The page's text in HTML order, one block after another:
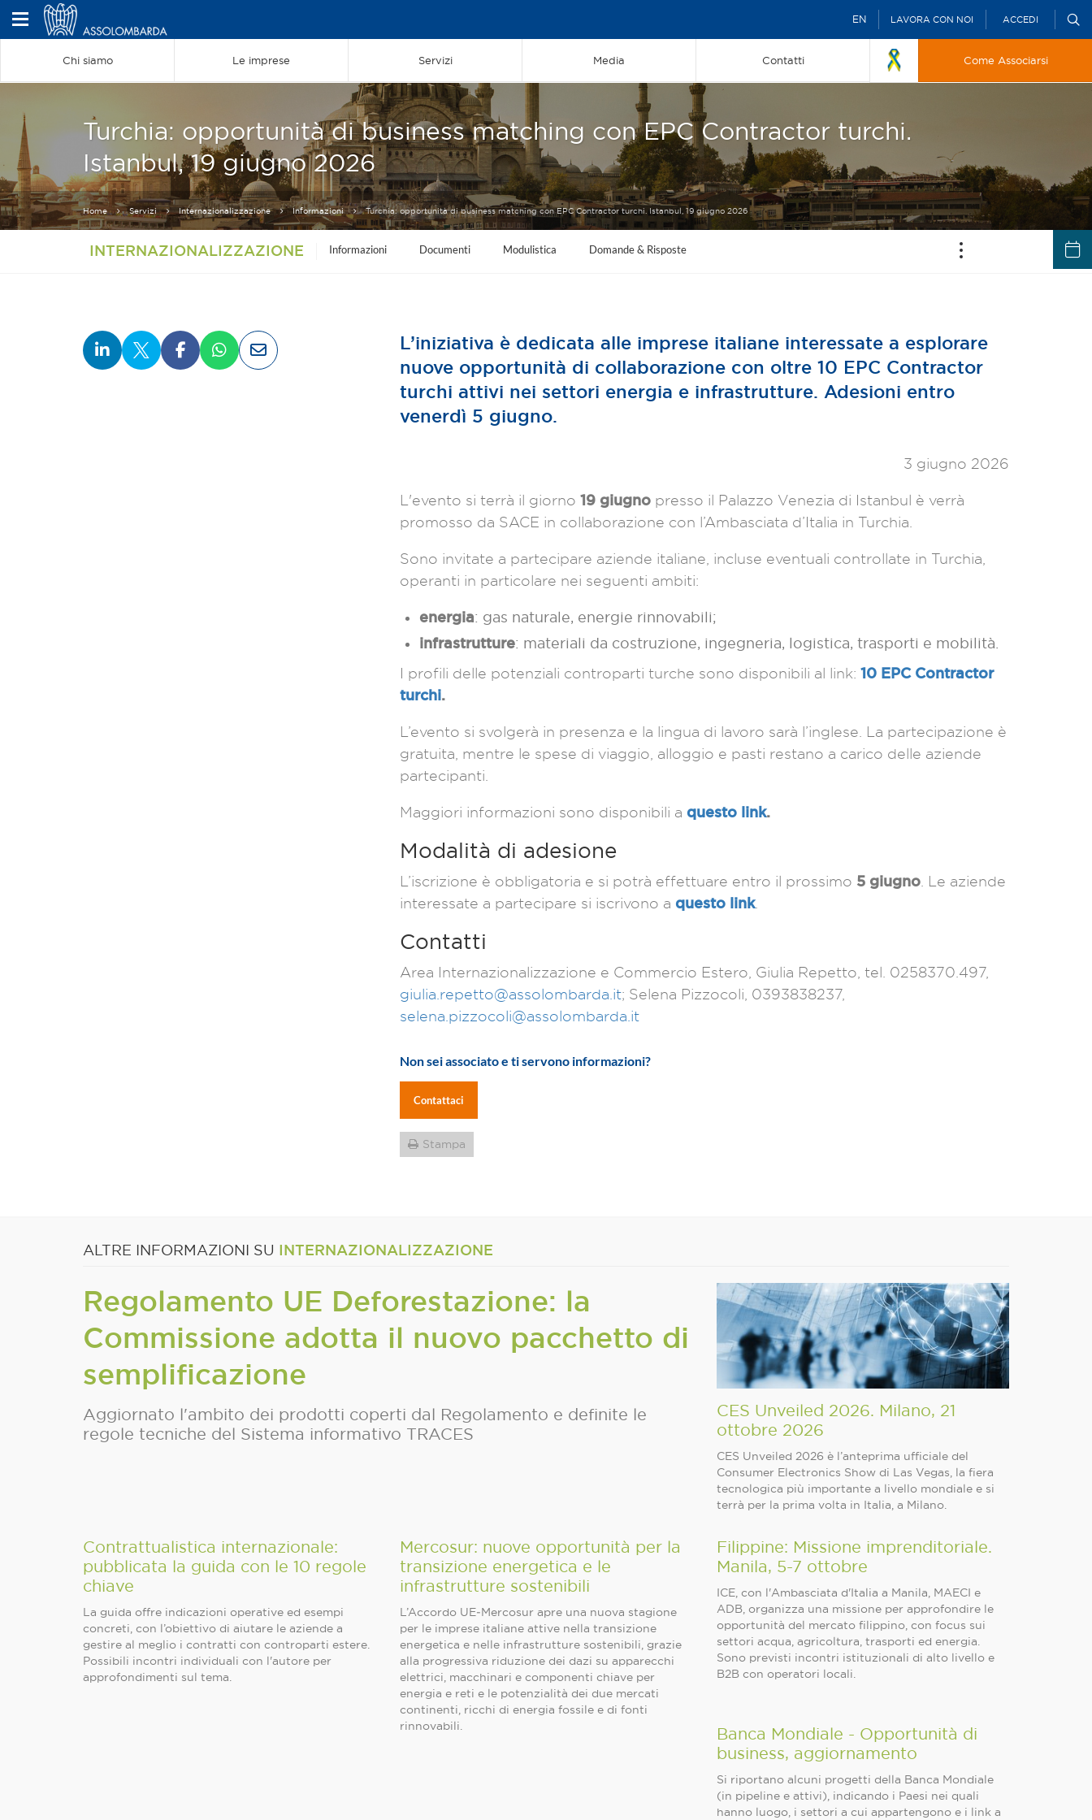
EN LAVORA CON NOI ACCEDI
Chi siamo Le imprese Servizi Media Contatti Come Associarsi
Turchia: opportunità di business matching con EPC Contractor turchi.
Istanbul, 19 giugno 2026
Home Servizi Internazionalizzazione Informazioni Turchia: opportunità di business matching con EPC Contractor turchi. Istanbul, 19 giugno 2026
INTERNAZIONALIZZAZIONE Informazioni Documenti Modulistica Domande & Risposte
L’iniziativa è dedicata alle imprese italiane interessate a esplorare
nuove opportunità di collaborazione con oltre 10 EPC Contractor
turchi attivi nei settori energia e infrastrutture. Adesioni entro
venerdì 5 giugno.
3 giugno 2026
L'evento si terrà il giorno 19 giugno presso il Palazzo Venezia di Istanbul è verrà
promosso da SACE in collaborazione con l’Ambasciata d’Italia in Turchia.
Sono invitate a partecipare aziende italiane, incluse eventuali controllate in Turchia,
operanti in particolare nei seguenti ambiti:
energia: gas naturale, energie rinnovabili;
infrastrutture: materiali da costruzione, ingegneria, logistica, trasporti e mobilità.
I profili delle potenziali controparti turche sono disponibili al link: 10 EPC Contractor
turchi.
L’evento si svolgerà in presenza e la lingua di lavoro sarà l’inglese. La partecipazione è
gratuita, mentre le spese di viaggio, alloggio e pasti restano a carico delle aziende
partecipanti.
Maggiori informazioni sono disponibili a questo link.
Modalità di adesione
L’iscrizione è obbligatoria e si potrà effettuare entro il prossimo 5 giugno . Le aziende
interessate a partecipare si iscrivono a questo link.
Contatti
Area Internazionalizzazione e Commercio Estero, Giulia Repetto, tel. 0258370.497,
giulia.repetto@assolombarda.it; Selena Pizzocoli, 0393838237,
selena.pizzocoli@assolombarda.it
Non sei associato e ti servono informazioni?
Contattaci
Stampa
ALTRE INFORMAZIONI SU INTERNAZIONALIZZAZIONE
Regolamento UE Deforestazione: la
Commissione adotta il nuovo pacchetto di
semplificazione
Aggiornato l'ambito dei prodotti coperti dal Regolamento e definite le
regole tecniche del Sistema informativo TRACES
CES Unveiled 2026. Milano, 21
ottobre 2026
CES Unveiled 2026 è l’anteprima ufficiale del
Consumer Electronics Show di Las Vegas, la fiera
tecnologica più importante a livello mondiale e si
terrà per la prima volta in Italia, a Milano.
Contrattualistica internazionale:
pubblicata la guida con le 10 regole
chiave
La guida offre indicazioni operative ed esempi
concreti, con l’obiettivo di aiutare le aziende a
gestire al meglio i contratti con controparti estere.
Possibili incontri individuali con l'autore per
approfondimenti sul tema.
Mercosur: nuove opportunità per la
transizione energetica e le
infrastrutture sostenibili
L’Accordo UE‑Mercosur apre una nuova stagione
per le imprese italiane attive nella transizione
energetica e nelle infrastrutture sostenibili, grazie
alla progressiva riduzione dei dazi su apparecchi
elettrici, macchinari e componenti chiave per
energia e reti e le potenzialità dei due mercati
continenti, ricchi di energia fossile e di fonti
rinnovabili.
Filippine: Missione imprenditoriale.
Manila, 5-7 ottobre
ICE, con l'Ambasciata d'Italia a Manila, MAECI e
ADB, organizza una missione per approfondire le
opportunità del mercato filippino, con focus sui
settori acqua, agricoltura, trasporti ed energia.
Sono previsti incontri istituzionali di alto livello e
B2B con operatori locali.
Banca Mondiale - Opportunità di
business, aggiornamento
Si riportano alcuni progetti della Banca Mondiale
(in pipeline e attivi), indicando i Paesi nei quali
hanno luogo, i settori a cui appartengono e i link a